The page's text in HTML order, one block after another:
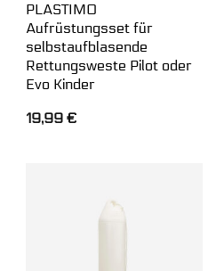
PLASTIMO
Aufrüstungsset für
selbstaufblasende
Rettungsweste Pilot oder
Evo Kinder
19,99 €